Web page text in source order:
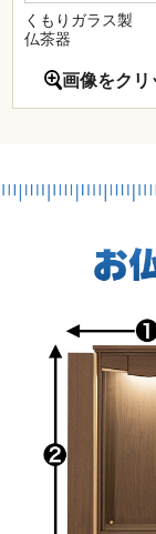
くもりガラス製
仏茶器
画像をクリ